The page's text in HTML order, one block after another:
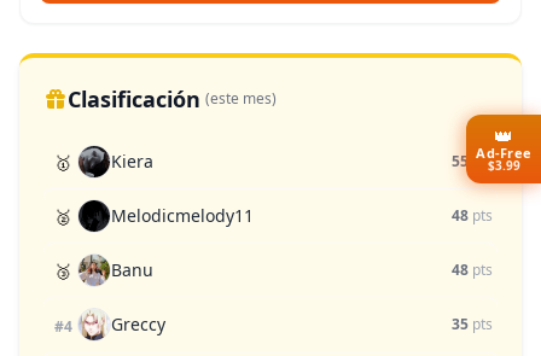
Clasificación (este mes)
🥇 Kiera 55 pts
🥈 Melodicmelody11 48 pts
🥉 Banu 48 pts
#4 Greccy 35 pts
👑
Ad-Free
$3.99